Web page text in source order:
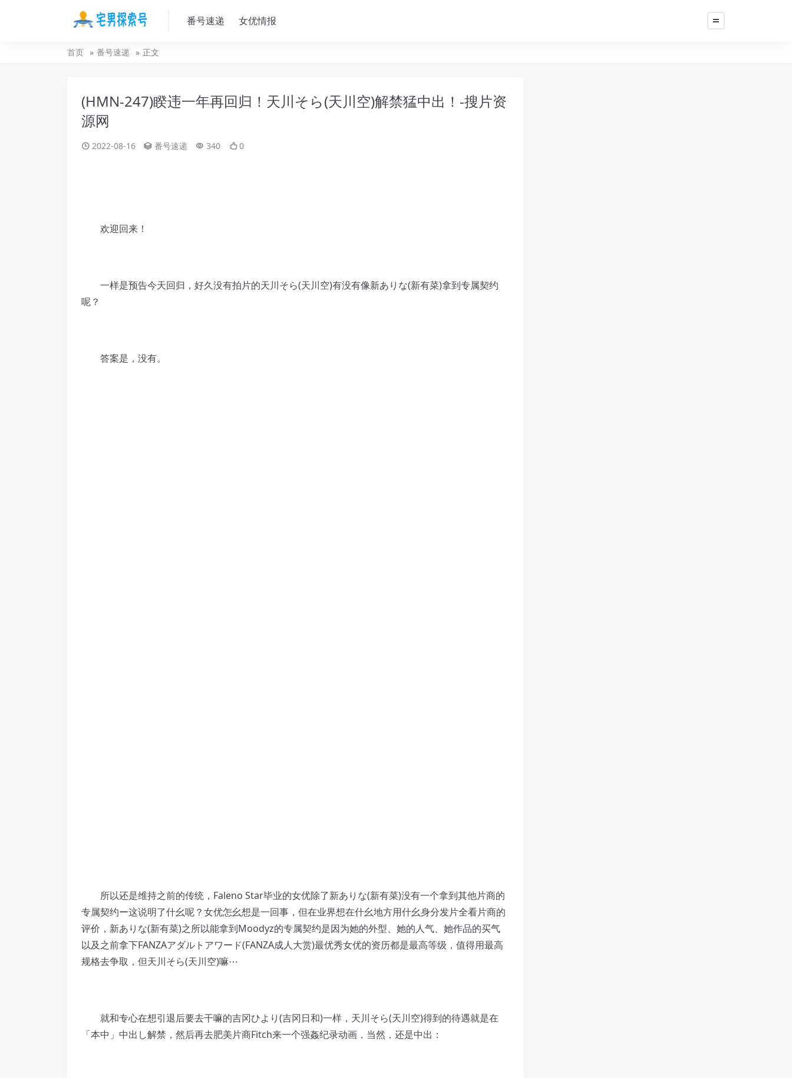
番号速递 女优情报
首页 番号速递 正文
(HMN-247)睽违一年再回归！天川そら(天川空)解禁猛中出！-搜片资
源网
2022-08-16 番号速递 340 0
欢迎回来！
一样是预告今天回归，好久没有拍片的天川そら(天川空)有没有像新ありな(新有菜)拿到专属契约
呢？
答案是，没有。
所以还是维持之前的传统，Faleno Star毕业的女优除了新ありな(新有菜)没有一个拿到其他片商的
专属契约ー这说明了什幺呢？女优怎幺想是一回事，但在业界想在什幺地方用什幺身分发片全看片商的
评价，新ありな(新有菜)之所以能拿到Moodyz的专属契约是因为她的外型、她的人气、她作品的买气
以及之前拿下FANZAアダルトアワード(FANZA成人大赏)最优秀女优的资历都是最高等级，值得用最高
规格去争取，但天川そら(天川空)嘛⋯
就和专心在想引退后要去干嘛的吉冈ひより(吉冈日和)一样，天川そら(天川空)得到的待遇就是在
「本中」中出し解禁，然后再去肥美片商Fitch来一个强姦纪录动画，当然，还是中出：